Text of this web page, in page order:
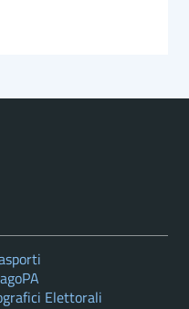
Elettorali